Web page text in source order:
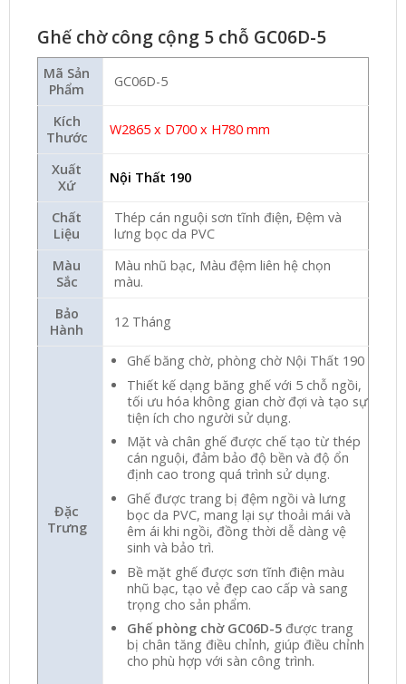
Ghế chờ công cộng 5 chỗ GC06D-5
Mã Sản
Phẩm
GC06D-5
Kích
Thước
W2865 x D700 x H780 mm
Xuất
Xứ
Nội Thất 190
Chất
Liệu
Thép cán nguội sơn tĩnh điện, Đệm và
lưng bọc da PVC
Màu
Sắc
Màu nhũ bạc, Màu đệm liên hệ chọn
màu.
Bảo
Hành
12 Tháng
Đặc
Trưng
Ghế băng chờ, phòng chờ Nội Thất 190
Thiết kế dạng băng ghế với 5 chỗ ngồi,
tối ưu hóa không gian chờ đợi và tạo sự
tiện ích cho người sử dụng.
Mặt và chân ghế được chế tạo từ thép
cán nguội, đảm bảo độ bền và độ ổn
định cao trong quá trình sử dụng.
Ghế được trang bị đệm ngồi và lưng
bọc da PVC, mang lại sự thoải mái và
êm ái khi ngồi, đồng thời dễ dàng vệ
sinh và bảo trì.
Bề mặt ghế được sơn tĩnh điện màu
nhũ bạc, tạo vẻ đẹp cao cấp và sang
trọng cho sản phẩm.
Ghế phòng chờ GC06D-5được trang
bị chân tăng điều chỉnh, giúp điều chỉnh
cho phù hợp với sàn công trình.